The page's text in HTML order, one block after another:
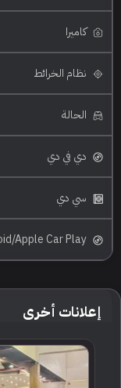
كاميرا
نظام الخرائط
الحالة
دي في دي
سي دي
Android/Apple Car Play
إعلانات أخرى